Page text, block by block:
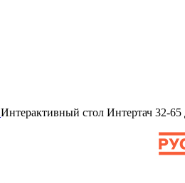
Интерактивный стол Интертач 32-